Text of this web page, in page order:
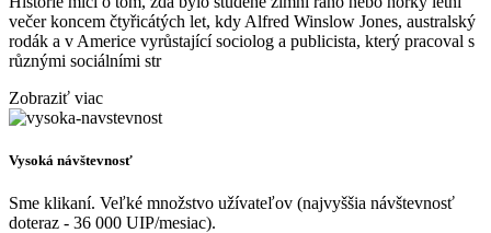
večer koncem čtyřicátých let, kdy Alfred Winslow Jones, australský
rodák a v Americe vyrůstající sociolog a publicista, který pracoval s
různými sociálními str
Zobraziť viac
Vysoká návštevnosť
Sme klikaní. Veľké množstvo užívateľov (najvyššia návštevnosť
doteraz - 36 000 UIP/mesiac).